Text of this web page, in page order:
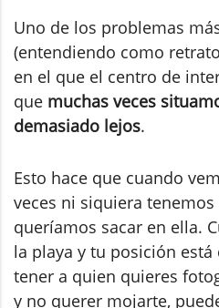
Uno de los problemas
(entendiendo como
en el que el centro de
que muchas veces
demasiado lejos.
Esto hace que cuando
veces ni siquiera
queríamos sacar en ella.
la playa y tu posición
tener a quien quieres
y no querer mojarte,